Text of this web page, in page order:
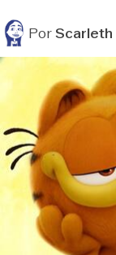
PorScarleth